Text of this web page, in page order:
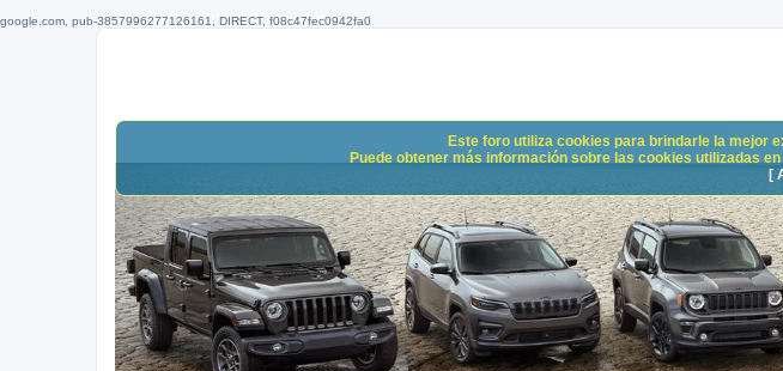
google.com, pub-3857996277126161, DIRECT, f08c47fec0942fa0
Este foro utiliza cookies para brindarle la mejor
Puede obtener más información sobre las cookies utilizadas
[